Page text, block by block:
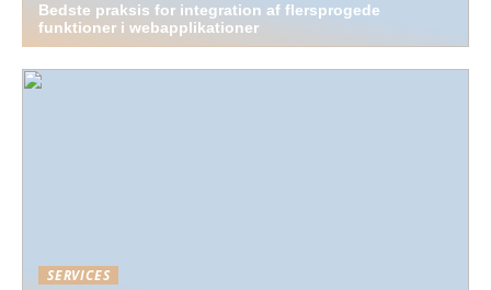
Bedste praksis for integration af flersprogede
funktioner i webapplikationer
SERVICES